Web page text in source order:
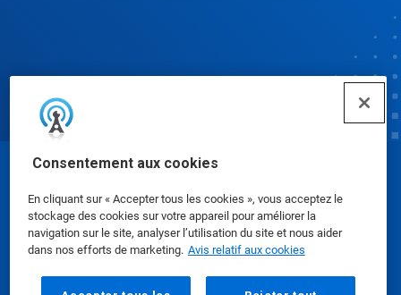
Consentement aux cookies
En cliquant sur « Accepter tous les cookies », vous acceptez le
stockage des cookies sur votre appareil pour améliorer la
navigation sur le site, analyser l’utilisation du site et nous aider
dans nos efforts de marketing. Avis relatif aux cookies
Fiches signalétiques|Politique de confidentialité
Modalités d'utilisation